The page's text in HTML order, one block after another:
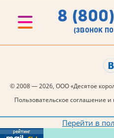
8
(звонок
© 2008 — 2026, ООО «Десятое
Пользовательское соглашение
Перейти в